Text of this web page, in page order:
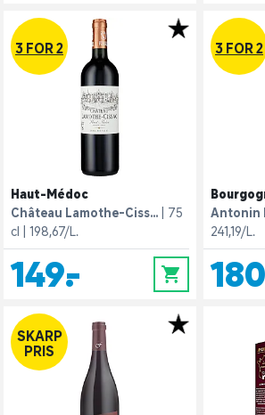
3 FOR 2
Haut-Médoc
Château Lamothe-Ciss...
75
cl
198,67/L.
149,- 0
3 FOR 2
Antonin
241,19/L.
SKARP
PRIS